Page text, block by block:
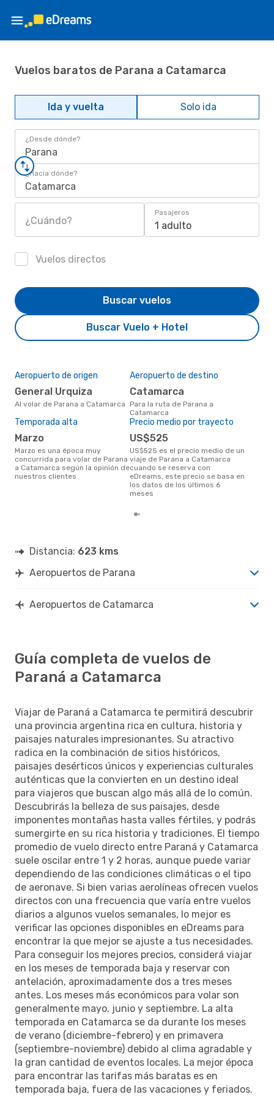
Vuelos baratos de Parana a Catamarca
Ida y vuelta Solo ida
¿Desde dónde?
Parana
¿Hacia dónde?
Catamarca
¿Cuándo?
Pasajeros
1 adulto
Vuelos directos
Buscar Vuelo + Hotel
Buscar vuelos
Aeropuerto de origen
General Urquiza
Al volar de Parana a Catamarca
Aeropuerto de destino
Catamarca
Para la ruta de Parana a
Catamarca
Temporada alta
marzo
marzo es una época muy
concurrida para volar de Parana
a Catamarca según la opinión de
nuestros clientes
Precio medio por trayecto
US$525
US$525 es el precio medio de un
viaje de Parana a Catamarca
cuando se reserva con
eDreams, este precio se basa en
los datos de los últimos 6
meses
Distancia: 623 kms
Aeropuertos de Parana
Aeropuertos de Catamarca
Guía completa de vuelos de
Paraná a Catamarca
Viajar de Paraná a Catamarca te permitirá descubrir
una provincia argentina rica en cultura, historia y
paisajes naturales impresionantes. Su atractivo
radica en la combinación de sitios históricos,
paisajes desérticos únicos y experiencias culturales
auténticas que la convierten en un destino ideal
para viajeros que buscan algo más allá de lo común.
Descubrirás la belleza de sus paisajes, desde
imponentes montañas hasta valles fértiles, y podrás
sumergirte en su rica historia y tradiciones. El tiempo
promedio de vuelo directo entre Paraná y Catamarca
suele oscilar entre 1 y 2 horas, aunque puede variar
dependiendo de las condiciones climáticas o el tipo
de aeronave. Si bien varias aerolíneas ofrecen vuelos
directos con una frecuencia que varía entre vuelos
diarios a algunos vuelos semanales, lo mejor es
verificar las opciones disponibles en eDreams para
encontrar la que mejor se ajuste a tus necesidades.
Para conseguir los mejores precios, considerá viajar
en los meses de temporada baja y reservar con
antelación, aproximadamente dos a tres meses
antes. Los meses más económicos para volar son
generalmente mayo, junio y septiembre. La alta
temporada en Catamarca se da durante los meses
de verano (diciembre-febrero) y en primavera
(septiembre-noviembre) debido al clima agradable y
la gran cantidad de eventos locales. La mejor época
para encontrar las tarifas más baratas es en
temporada baja, fuera de las vacaciones y feriados.